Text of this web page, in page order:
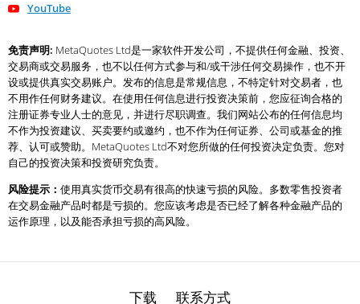
YouTube
免责声明: MetaQuotes Ltd是一家软件开发公司，不提供任何金融、投资、
交易商或交易服务，也不以任何方式参与和/或干涉任何交易操作，也不开
设或提供真实交易账户。发布的信息是常规信息，不特定针对交易者，也
不用作任何财务建议。在使用任何信息进行投资决策前，您应征询合格的
注册证券专业人士的意见，并进行尽职调查。我们网站公布的任何信息均
不作为投资建议、买卖要约或邀约，也不作为任何证券、公司或基金的推
荐、认可或赞助。MetaQuotes Ltd不对您所做的任何投资决定负责。您对
自己的投资决策和投资研究负责。
风险提示： 使用真实货币交易有很高的快速亏损的风险。多数零售投资者
在交易金融产品时都是亏损的。您应该考虑是否已经了解各种金融产品的
运作原理，以及能否承担亏损的高风险。
下载 联系方式